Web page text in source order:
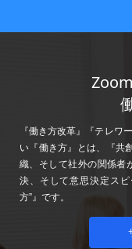
『働き方改革』『テレワ
い『働き方』とは、『共
織、そして社外の関係者
決、そして意思決定ス
方”』です。